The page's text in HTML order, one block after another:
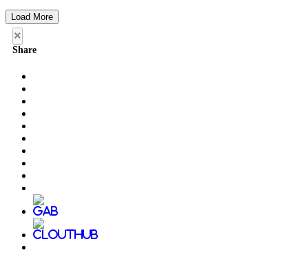
Load More
×
Share